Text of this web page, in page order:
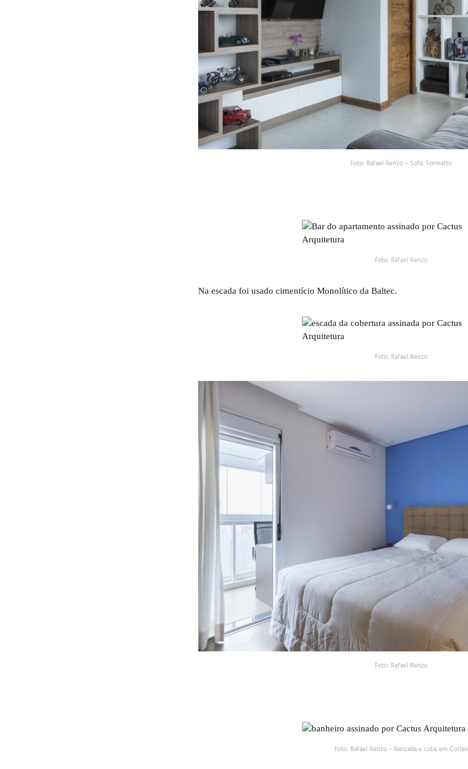
Foto: Rafael Renzo – Sofa: Formatto
Foto: Rafael Renzo
Na escada foi usado cimentício Monolítico da Baltec.
Foto: Rafael Renzo
Foto: Rafael Renzo
Foto: Rafael Renzo – Bancada e cuba em Corian